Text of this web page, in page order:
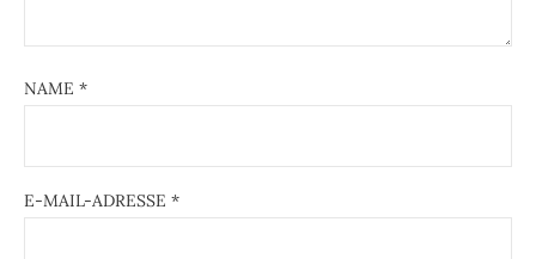
NAME *
E-MAIL-ADRESSE *